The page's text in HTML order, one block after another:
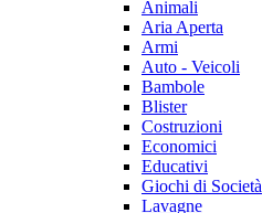
Animali
Aria Aperta
Armi
Auto - Veicoli
Bambole
Blister
Costruzioni
Economici
Educativi
Giochi di Società
Lavagne